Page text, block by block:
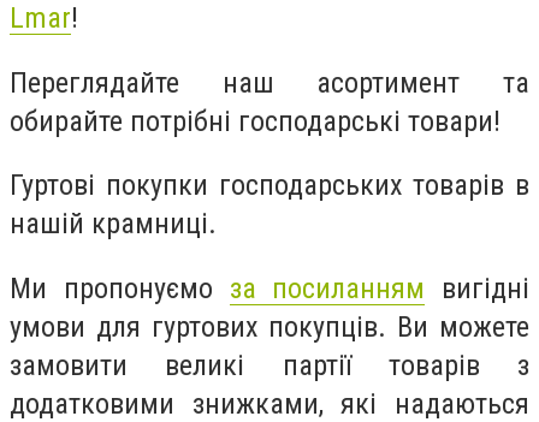
Lmar!
Переглядайте наш асортимент та
обирайте потрібні господарські товари!
Гуртові покупки господарських товарів в
нашій крамниці.
Ми пропонуємо за посиланням вигідні
умови для гуртових покупців. Ви можете
замовити великі партії товарів з
додатковими знижками, які надаються